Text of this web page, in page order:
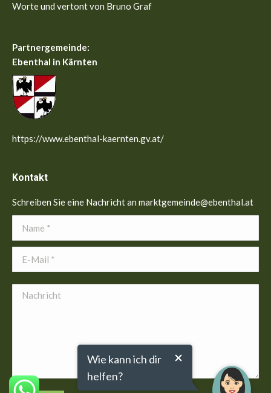
Worte und vertont von Bruno Graf
Partnergemeinde:
Ebenthal in Kärnten
https://www.ebenthal-kaernten.gv.at/
Kontakt
Schreiben Sie eine Nachricht an marktgemeinde@ebenthal.at
Name *
E-Mail *
Nachricht
Wie kann ich dir
helfen?